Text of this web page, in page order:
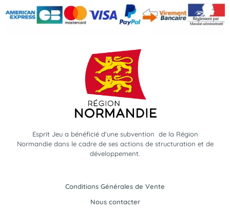
Esprit Jeu a bénéficié d'une subvention de la Région
Normandie dans le cadre de ses actions de structuration et de
développement.
Conditions Générales de Vente
Nous contacter